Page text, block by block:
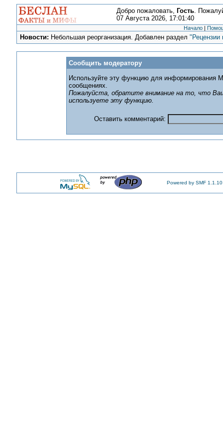
Добро пожаловать, Гость.
07 Августа 2026, 17:01:40
Начало |
Новости: Небольшая реорганизация. Добавлен раздел"Рецензии
Сообщить модератору
Используйте эту функцию для информирования
сообщениях.
Пожалуйста, обратите внимание на то, что
используете эту функцию.
Оставить комментарий:
Powered by SMF 1.1.10